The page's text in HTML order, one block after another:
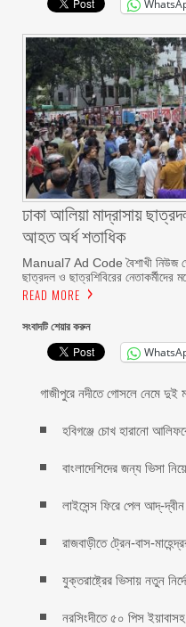
ঢাকা আলিয়া মাদ্রাসায়
আহত অর্ধ শতাধিক
Manual7 Ad Code বৈশাখী নিউজ
ছাত্রদল ও ছাত্রশিবিরের নেতাকর্মীদের
READ MORE
সংবাদটি শেয়ার করুন
গাজীপুরে নদীতে গোসলে নেমে দুই
হবিগঞ্জে চোখ হারানো
বাংলাদেশিদের জন্য ভিসা
লাইসেন্স ফিরে পেল আদ্-
রাজবাড়ীতে ট্রেন-বাস-
যুক্তরাষ্ট্রের ভিসায় নতুন
নরসিংদীতে ৫০ পিস